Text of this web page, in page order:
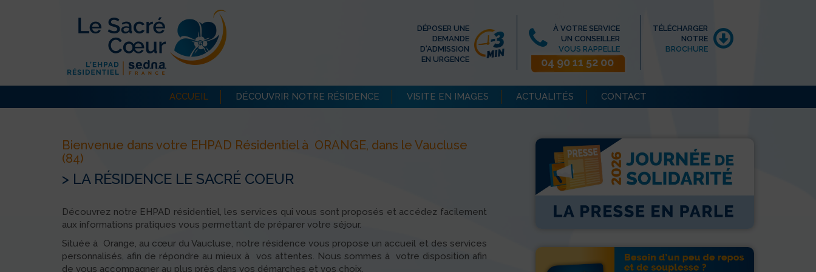
DÉPOSER UNE
DEMANDE
D'ADMISSION
EN URGENCE
À VOTRE SERVICE
UN CONSEILLER
VOUS RAPPELLE
04 90 11 52 00
TÉLÉCHARGER
NOTRE
BROCHURE
ACCUEIL DÉCOUVRIR NOTRE RÉSIDENCE VISITE EN IMAGES ACTUALITÉS CONTACT
Bienvenue dans votre EHPAD Résidentiel à ORANGE, dans le Vaucluse
(84)
> LA RÉSIDENCE LE SACRÉ COEUR
Découvrez notre EHPAD résidentiel, les services qui vous sont proposés et accédez facilement
aux informations pratiques vous permettant de préparer votre séjour.
Située à Orange, au cœur du Vaucluse, notre résidence vous propose un accueil et des services
personnalisés, afin de répondre au mieux à vos attentes. Nous sommes à votre disposition afin
de vous accompagner au plus près dans vos démarches et vos choix.